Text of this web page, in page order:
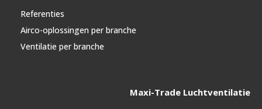
Referenties
Airco-oplossingen per branche
Ventilatie per branche
Maxi-Trade Luchtventilatie